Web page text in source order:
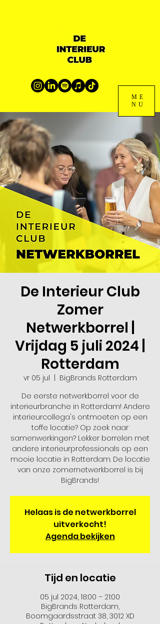
ME
NU
De Interieur Club
Zomer
Netwerkborrel |
Vrijdag 5 juli 2024 |
Rotterdam
vr 05 jul
BigBrands Rotterdam
De eerste netwerkborrel voor de
interieurbranche in Rotterdam! Andere
interieurcollega's ontmoeten op een
toffe locatie? Op zoek naar
samenwerkingen? Lekker borrelen met
andere interieurprofessionals op een
mooie locatie in Rotterdam. De locatie
van onze zomernetwerkborrel is bij
BigBrands!
Helaas is de netwerkborrel
uitverkocht!
Agenda bekijken
Tijd en locatie
05 jul 2024, 18:00 – 21:00
BigBrands Rotterdam,
Boomgaardsstraat 38, 3012 XD